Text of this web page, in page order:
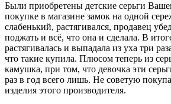
Были приобретены детские серьги
покупке в магазине замок на одной
слабенький, растягивался, продавец
поджать и всё, что она и сделала. В
растягивалась и выпадала из уха три
что такие купила. Плюсом теперь из
камушка, при том, что девочка эти
раз в год всего лишь. Не советую
изделия этого производителя.